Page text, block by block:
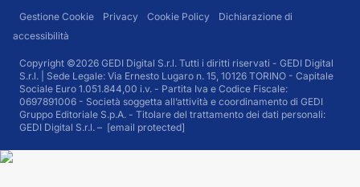
Gestione Cookie Privacy Cookie Policy
Dichiarazione di
accessibilità
Copyright ©2026 GEDI Digital S.r.l. Tutti i diritti riservati - GEDI Digital
S.r.l. | Sede Legale: Via Ernesto Lugaro n. 15, 10126 TORINO - Capitale
Sociale Euro 1.051.844,00 i.v. - Partita Iva e Codice Fiscale:
0697891006 - Società soggetta all’attività e coordinamento di GEDI
Gruppo Editoriale S.p.A. - Titolare del trattamento dei dati personali:
GEDI Digital S.r.l. – [email protected]